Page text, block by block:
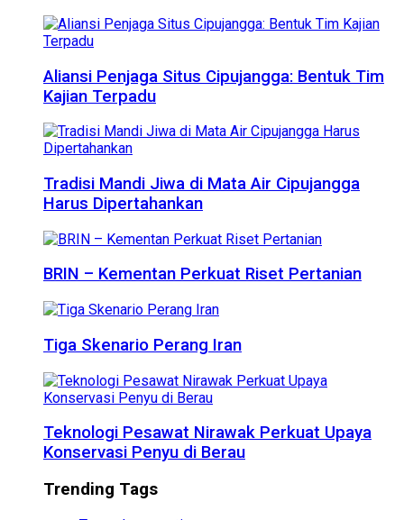
Aliansi Penjaga Situs Cipujangga: Bentuk Tim
Kajian Terpadu
Tradisi Mandi Jiwa di Mata Air Cipujangga
Harus Dipertahankan
BRIN – Kementan Perkuat Riset Pertanian
Tiga Skenario Perang Iran
Teknologi Pesawat Nirawak Perkuat Upaya
Konservasi Penyu di Berau
Trending Tags